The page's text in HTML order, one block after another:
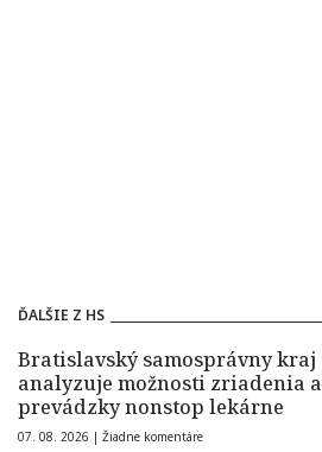
ĎALŠIE Z HS
Bratislavský samosprávny kraj
analyzuje možnosti zriadenia a
prevádzky nonstop lekárne
07. 08. 2026 | Žiadne komentáre